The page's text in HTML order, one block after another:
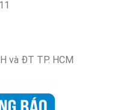
và ĐT TP. HCM